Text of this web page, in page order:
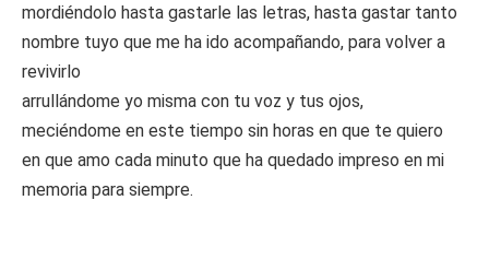
mordiéndolo hasta gastarle las letras, hasta gastar tanto
nombre tuyo que me ha ido acompañando, para volver a
revivirlo
arrullándome yo misma con tu voz y tus ojos,
meciéndome en este tiempo sin horas en que te quiero
en que amo cada minuto que ha quedado impreso en mi
memoria para siempre.